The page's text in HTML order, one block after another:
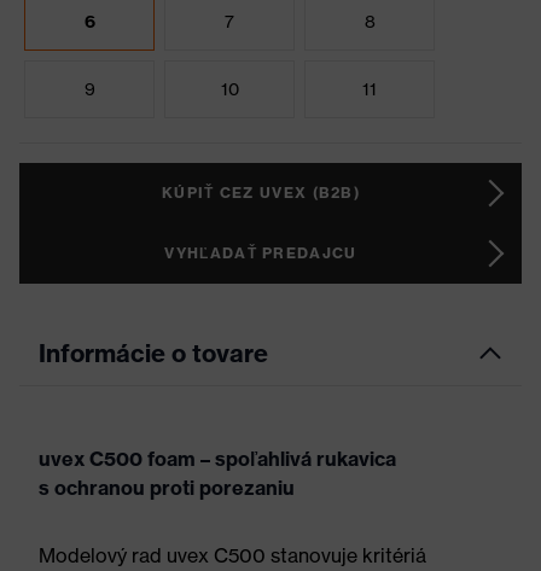
6 7 8
9 10 11
KÚPIŤ CEZ UVEX (B2B)
VYHĽADAŤ PREDAJCU
Informácie o tovare
uvex C500 foam – spoľahlivá rukavica
s ochranou proti porezaniu
Modelový rad uvex C500 stanovuje kritériá